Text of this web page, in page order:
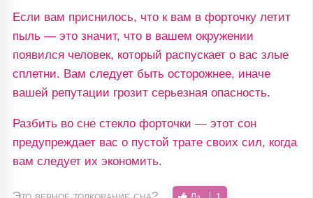
Если вам приснилось, что к вам в форточку летит
пыль — это значит, что в вашем окружении
появился человек, который распускает о вас злые
сплетни. Вам следует быть осторожнее, иначе
вашей репутации грозит серьезная опасность.
Разбить во сне стекло форточки — этот сон
предупреждает вас о пустой трате своих сил, когда
вам следует их экономить.